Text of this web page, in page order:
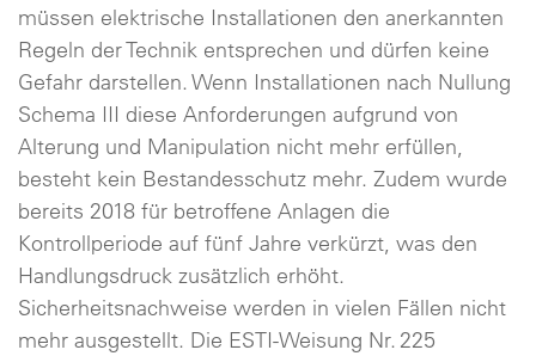
müssen elektrische Installationen den anerkannten
Regeln der Technik entsprechen und dürfen keine
Gefahr darstellen. Wenn Installationen nach Nullung
Schema III diese Anforderungen aufgrund von
Alterung und Manipulation nicht mehr erfüllen,
besteht kein Bestandesschutz mehr. Zudem wurde
bereits 2018 für betroffene Anlagen die
Kontrollperiode auf fünf Jahre verkürzt, was den
Handlungsdruck zusätzlich erhöht.
Sicherheitsnachweise werden in vielen Fällen nicht
mehr ausgestellt. Die ESTI-Weisung Nr. 225